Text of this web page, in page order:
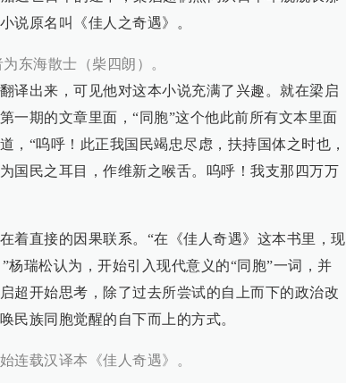
说原名叫《佳人之奇遇》。
东海散士（柴四朗）。
译出来，可见他对这本小说充满了兴趣。就在梁启
一期的文章里面，“同胞”这个他此前所有文本里面
，“呜呼！此正我国民竭忠尽虑，扶持国体之时也，
国民之耳目，作维新之喉舌。呜呼！我支那四万万
着直接的因果联系。“在《佳人奇遇》这本书里，现
杨瑞松认为，开始引入现代意义的“同胞”一词，并
超开始思考，除了过去所尝试的自上而下的政治改
民族同胞觉醒的自下而上的方式。
连载汉译本《佳人奇遇》。